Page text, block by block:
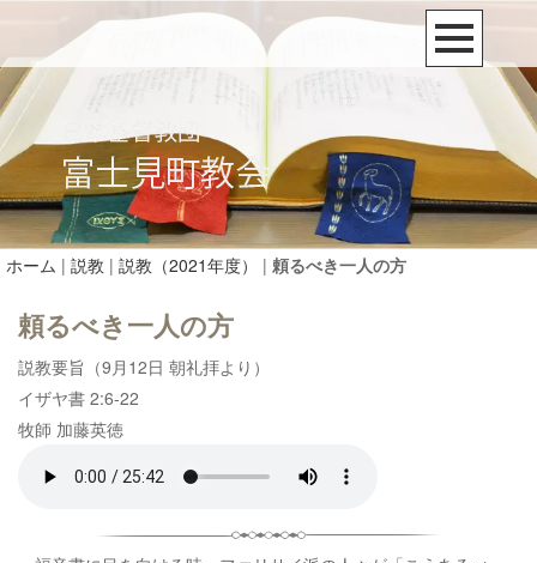
ホーム | 説教 | 説教（2021年度） | 頼るべき一人の方
頼るべき一人の方
説教要旨（9月12日 朝礼拝より）
イザヤ書 2:6-22
牧師 加藤英徳